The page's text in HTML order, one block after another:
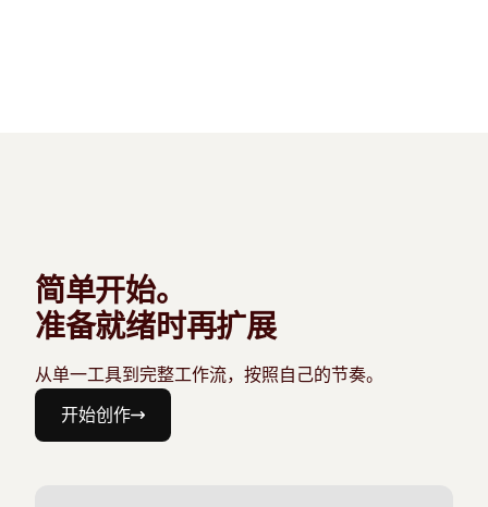
简单开始。
准备就绪时再扩展
从单一工具到完整工作流，按照自己的节奏。
开始创作